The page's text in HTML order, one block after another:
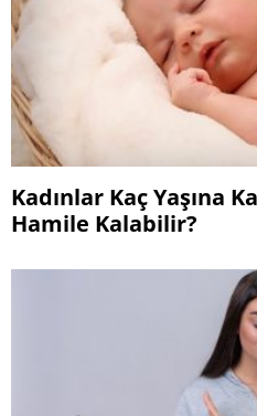
Kadınlar Kaç Yaşına
Hamile Kalabilir?